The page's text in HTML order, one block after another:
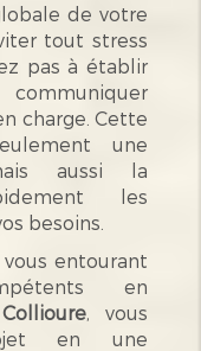
de votre
tout stress
pas à établir
charge. Cette
une
aussi la
les
besoins.
entourant
en
, vous
en une